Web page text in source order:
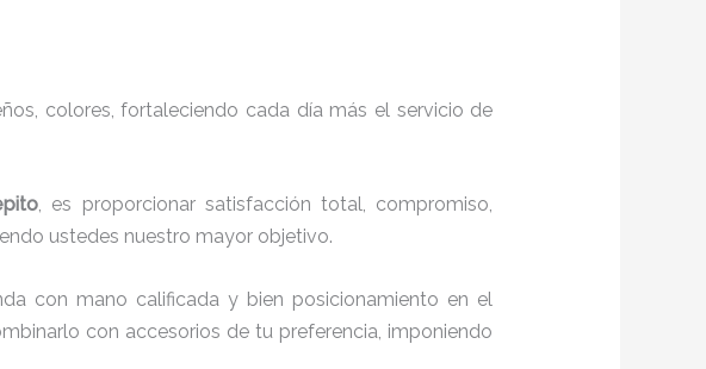
colores, fortaleciendo cada día más el servicio de
, es proporcionar satisfacción total, compromiso,
ustedes nuestro mayor objetivo.
con mano calificada y bien posicionamiento en el
con accesorios de tu preferencia, imponiendo